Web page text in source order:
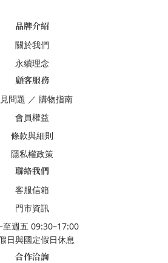
品牌介紹
關於我們
永續理念
顧客服務
問題 ／ 購物指南
會員權益
條款與細則
隱私權政策
聯絡我們
客服信箱
門市資訊
至週五 09:30–17:00
日與國定假日休息
合作洽詢